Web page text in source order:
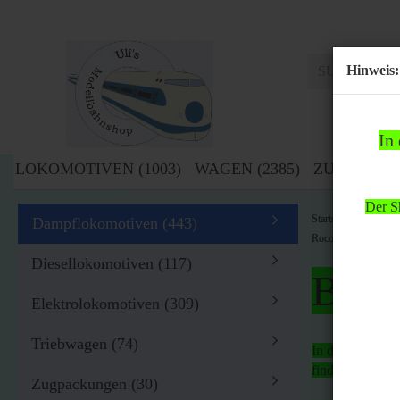
Hinweis:
In
Der
LOKOMOTIVEN (1003) WAGEN (2385) ZUBEHÖR
Startseite »
Roco H0 63281
Bitte
In der Zeit
findet
Dampflokomotiven (443)
Diesellokomotiven (117)
Elektrolokomotiven (309)
Triebwagen (74)
Zugpackungen (30)